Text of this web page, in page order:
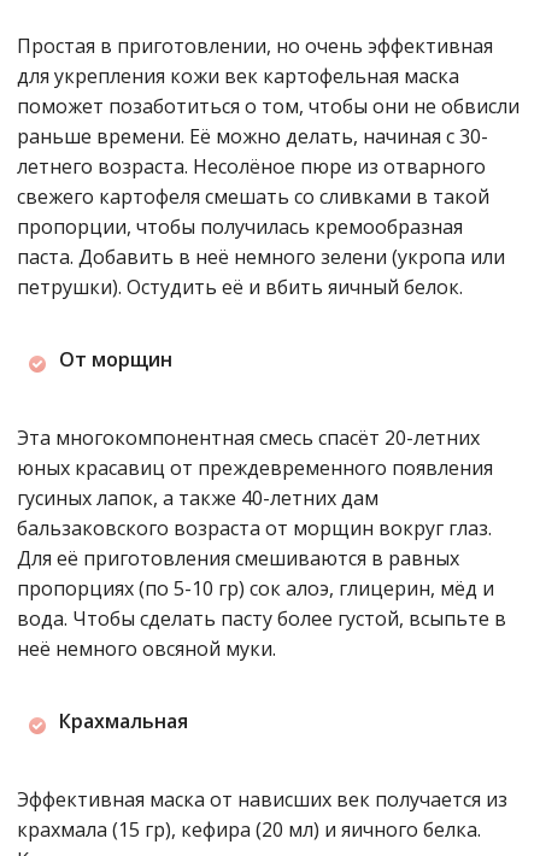
Простая в приготовлении, но очень эффективная
для укрепления кожи век картофельная маска
поможет позаботиться о том, чтобы они не обвисли
раньше времени. Её можно делать, начиная с 30-
летнего возраста. Несолёное пюре из отварного
свежего картофеля смешать со сливками в такой
пропорции, чтобы получилась кремообразная
паста. Добавить в неё немного зелени (укропа или
петрушки). Остудить её и вбить яичный белок.
От морщин
Эта многокомпонентная смесь спасёт 20-летних
юных красавиц от преждевременного появления
гусиных лапок, а также 40-летних дам
бальзаковского возраста от морщин вокруг глаз.
Для её приготовления смешиваются в равных
пропорциях (по 5-10 гр) сок алоэ, глицерин, мёд и
вода. Чтобы сделать пасту более густой, всыпьте в
неё немного овсяной муки.
Крахмальная
Эффективная маска от нависших век получается из
крахмала (15 гр), кефира (20 мл) и яичного белка.